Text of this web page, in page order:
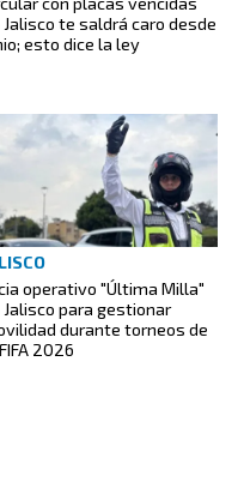
Jalisco te saldrá caro desde
esto dice la ley
operativo "Última Milla"
Jalisco para gestionar
durante torneos de
2026